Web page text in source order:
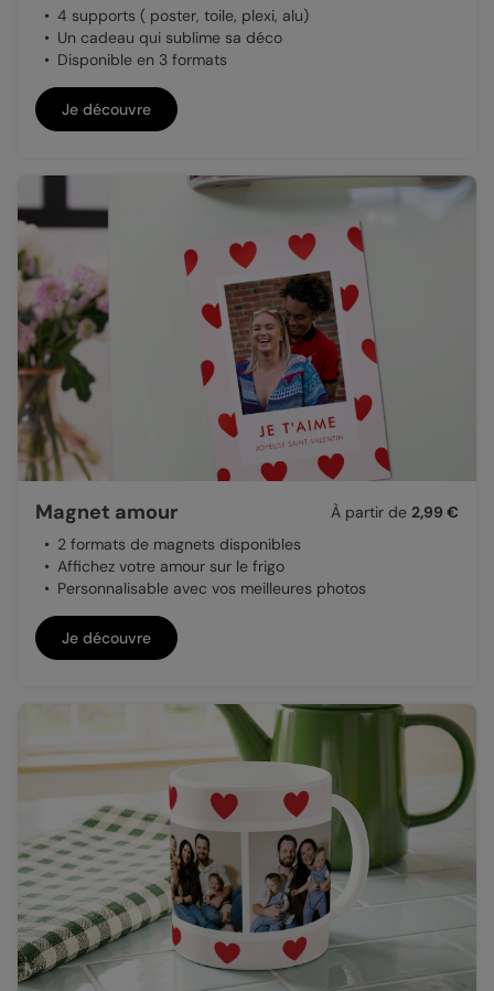
4 supports ( poster, toile, plexi, alu)
Un cadeau qui sublime sa déco
Disponible en 3 formats
Je découvre
Magnet amour À partir de 2,99 €
2 formats de magnets disponibles
Affichez votre amour sur le frigo
Personnalisable avec vos meilleures photos
Je découvre